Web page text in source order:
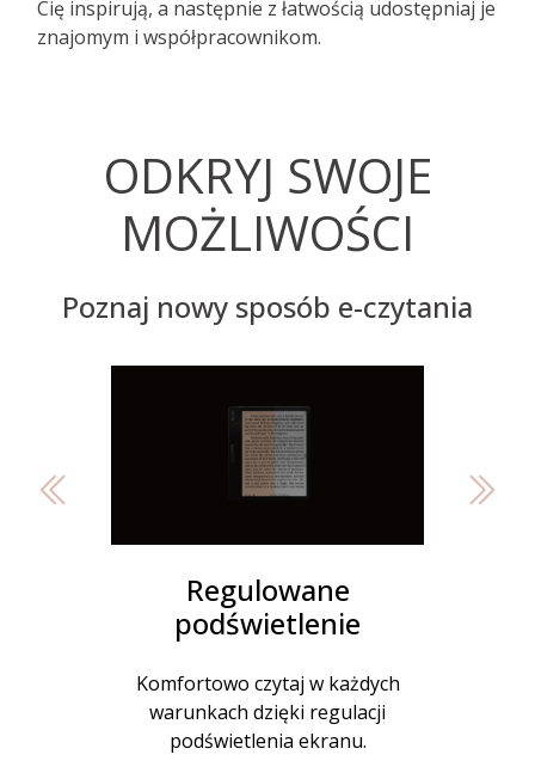
Cię inspirują, a następnie z łatwością udostępniaj je
znajomym i współpracownikom.
ODKRYJ SWOJE
MOŻLIWOŚCI
Poznaj nowy sposób e-czytania
Regulowane
podświetlenie
Komfortowo czytaj w każdych
warunkach dzięki regulacji
podświetlenia ekranu.
Preview Next